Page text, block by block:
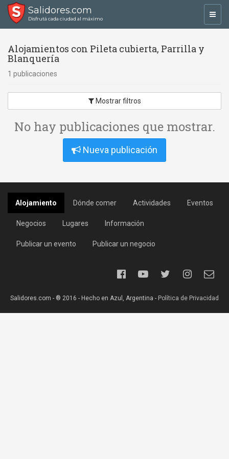
Salidores.com
Disfrutá cada ciudad al máximo
Alojamientos con Pileta cubierta, Parrilla y
Blanquería
1 publicaciones
Mostrar filtros
No hay publicaciones que mostrar.
Nueva publicación
Alojamiento Dónde comer Actividades Eventos
Negocios Lugares Información
Publicar un evento Publicar un negocio
Salidores.com - ® 2016 - Hecho en Azul, Argentina - Política de Privacidad